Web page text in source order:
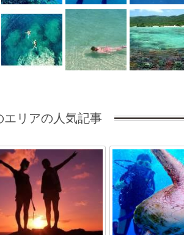
エリアの人気記事